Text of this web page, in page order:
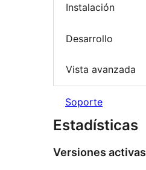
Instalación
Desarrollo
Vista avanzada
Soporte
Estadísticas
Versiones activas